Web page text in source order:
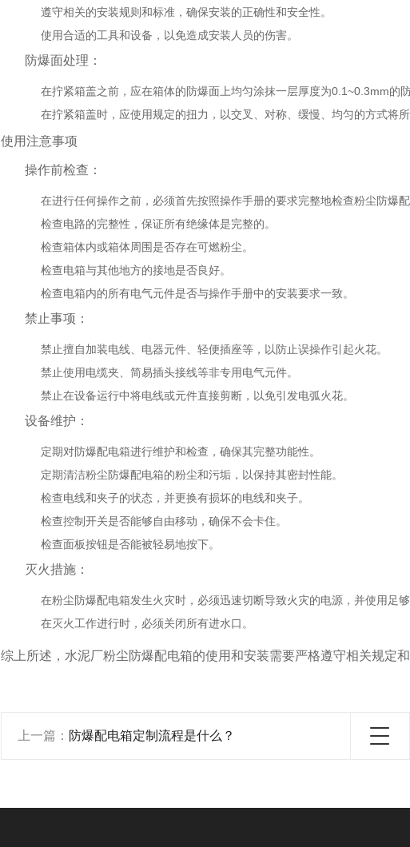
遵守相关的安装规则和标准，确保安装的正确性和安全性。
使用合适的工具和设备，以免造成安装人员的伤害。
防爆面处理 ：
在拧紧箱盖之前，应在箱体的防爆面上均匀涂抹一层厚度为0.1~0.3mm的
在拧紧箱盖时，应使用规定的扭力，以交叉、对称、缓慢、均匀的方式将
使用注意事项
操作前检查 ：
在进行任何操作之前，必须首先按照操作手册的要求完整地检查粉尘防爆
检查电路的完整性，保证所有绝缘体是完整的。
检查箱体内或箱体周围是否存在可燃粉尘。
检查电箱与其他地方的接地是否良好。
检查电箱内的所有电气元件是否与操作手册中的安装要求一致。
禁止事项 ：
禁止擅自加装电线、电器元件、轻便插座等，以防止误操作引起火花。
禁止使用电缆夹、简易插头接线等非专用电气元件。
禁止在设备运行中将电线或元件直接剪断，以免引发电弧火花。
设备维护 ：
定期对防爆配电箱进行维护和检查，确保其完整功能性。
定期清洁粉尘防爆配电箱的粉尘和污垢，以保持其密封性能。
检查电线和夹子的状态，并更换有损坏的电线和夹子。
检查控制开关是否能够自由移动，确保不会卡住。
检查面板按钮是否能被轻易地按下。
灭火措施 ：
在粉尘防爆配电箱发生火灾时，必须迅速切断导致火灾的电源，并使用足
在灭火工作进行时，必须关闭所有进水口。
综上所述，水泥厂粉尘防爆配电箱的使用和安装需要严格遵守相关规定
上一篇： 防爆配电箱定制流程是什么？